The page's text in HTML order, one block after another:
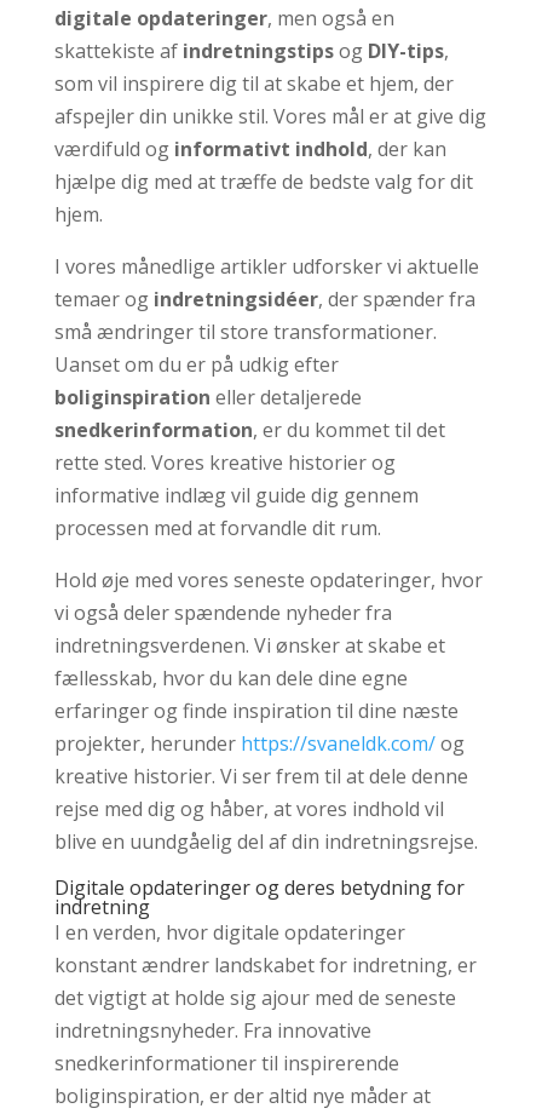
digitale opdateringer, men også en
skattekiste af indretningstipsog DIY-tips,
som vil inspirere dig til at skabe et hjem, der
afspejler din unikke stil. Vores mål er at give dig
værdifuld og informativt indhold, der kan
hjælpe dig med at træffe de bedste valg for dit
hjem.
I vores månedlige artikler udforsker vi aktuelle
temaer og indretningsidéer, der spænder fra
små ændringer til store transformationer.
Uanset om du er på udkig efter
boliginspiration eller detaljerede
snedkerinformation, er du kommet til det
rette sted. Vores kreative historier og
informative indlæg vil guide dig gennem
processen med at forvandle dit rum.
Hold øje med vores seneste opdateringer, hvor
vi også deler spændende nyheder fra
indretningsverdenen. Vi ønsker at skabe et
fællesskab, hvor du kan dele dine egne
erfaringer og finde inspiration til dine næste
projekter, herunder https://svaneldk.com/og
kreative historier. Vi ser frem til at dele denne
rejse med dig og håber, at vores indhold vil
blive en uundgåelig del af din indretningsrejse.
Digitale opdateringer og deres betydning for
indretning
I en verden, hvor digitale opdateringer
konstant ændrer landskabet for indretning, er
det vigtigt at holde sig ajour med de seneste
indretningsnyheder. Fra innovative
snedkerinformationer til inspirerende
boliginspiration, er der altid nye måder at